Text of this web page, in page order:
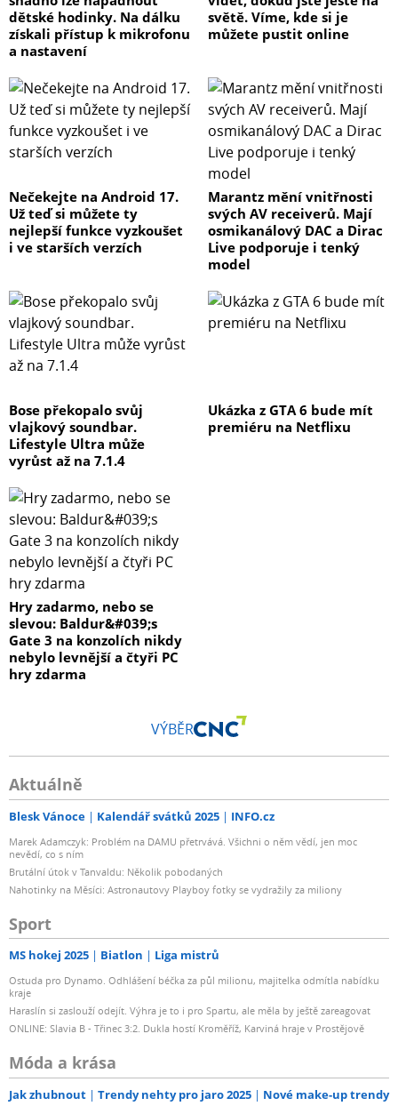
dětské hodinky. Na dálku
získali přístup k mikrofonu
a nastavení
světě. Víme, kde si je
můžete pustit online
Nečekejte na Android 17.
Už teď si můžete ty
nejlepší funkce vyzkoušet
i ve starších verzích
Marantz mění vnitřnosti
svých AV receiverů. Mají
osmikanálový DAC a Dirac
Live podporuje i tenký
model
Bose překopalo svůj
vlajkový soundbar.
Lifestyle Ultra může
vyrůst až na 7.1.4
Ukázka z GTA 6 bude mít
premiéru na Netflixu
Hry zadarmo, nebo se
slevou: Baldur&#039;s
Gate 3 na konzolích nikdy
nebylo levnější a čtyři PC
hry zdarma
VÝBĚR
Aktuálně
Blesk Vánoce Kalendář svátků 2025 INFO.cz
Marek Adamczyk: Problém na DAMU přetrvává. Všichni o něm vědí, jen moc
nevědí, co s ním
Brutální útok v Tanvaldu: Několik pobodaných
Nahotinky na Měsíci: Astronautovy Playboy fotky se vydražily za miliony
Sport
MS hokej 2025 Biatlon Liga mistrů
Ostuda pro Dynamo. Odhlášení béčka za půl milionu, majitelka odmítla nabídku
kraje
Haraslín si zaslouží odejít. Výhra je to i pro Spartu, ale měla by ještě zareagovat
ONLINE: Slavia B - Třinec 3:2. Dukla hostí Kroměříž, Karviná hraje v Prostějově
Móda a krása
Jak zhubnout Trendy nehty pro jaro 2025 Nové make-up trendy